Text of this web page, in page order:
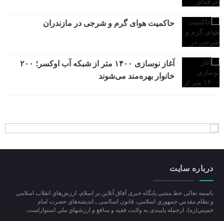
حاکمیت هوای گرم و شرجی در مازندران
آغاز نوسازی ۱۴۰۰ متر از شبکه آب اوکسر؛ ۲۰۰
خانوار بهره‌مند می‌شوند
درباره سایت
باسمه تعالی خط مشی پایگاه خبری آفاق آنلاین بر اسلام، ارزش‌هاي انقلاب اسلامي
و نظام مقدس جمهوري اسلامي، قانون اسااسی ـ انديشه‌هاي حضرت امام
خميني(ره)، ازجمله پایبندی به ولايت فقيه و منافع و ارزشهاي ملي استواراست.